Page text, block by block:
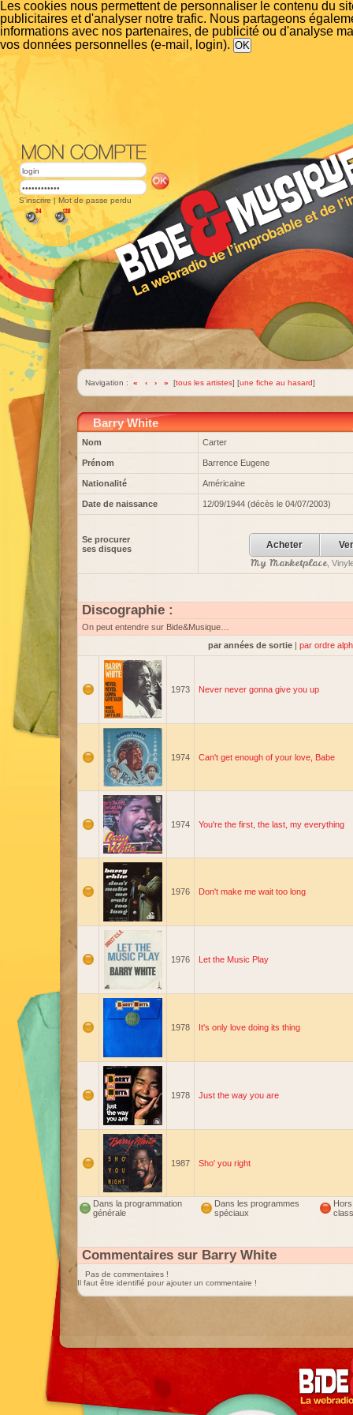
Les cookies nous permettent de personnaliser le contenu du
publicitaires et d'analyser notre trafic. Nous partageons
informations avec nos partenaires, de publicité ou d'analyse
vos données personnelles (e-mail, login).
S'inscrire | Mot de passe perdu
Navigation : « ‹ › » [tous les artistes] [une fiche au hasard]
Barry White
Nom Carter
Prénom Barrence Eugene
Nationalité Américaine
Date de naissance 12/09/1944 (décès le 04/07/2003)
Se procurer
ses disques
Acheter
My Marketplace,
Discographie :
On peut entendre sur Bide&Musique…
par années de sortie | par ordre
1973 Never never gonna give you up
1974 Can't get enough of your love, Babe
1974 You're the first, the last, my everything
1976 Don't make me wait too long
1976 Let the Music Play
1978 It's only love doing its thing
1978 Just the way you are
1987 Sho' you right
Dans la programmation
générale
Dans les programmes
spéciaux
Hors
Commentaires sur Barry White
Pas de commentaires !
Il faut être identifié pour ajouter un commentaire !